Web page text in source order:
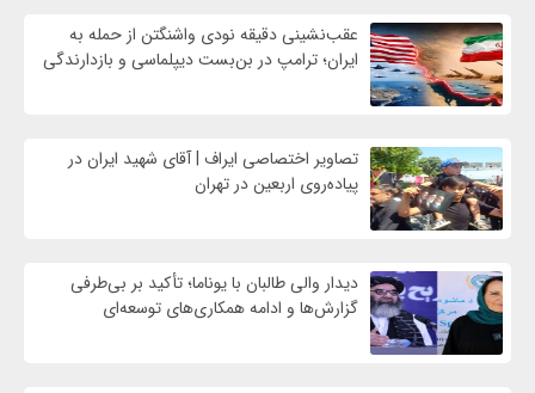
عقب‌نشینی دقیقه نودی واشنگتن از حمله به
ایران؛ ترامپ در بن‌بست دیپلماسی و بازدارندگی
تصاویر اختصاصی ایراف | آقای شهید ایران در
پیاده‌روی اربعین در تهران
دیدار والی طالبان با یوناما؛ تأکید بر بی‌طرفی
گزارش‌ها و ادامه همکاری‌های توسعه‌ای